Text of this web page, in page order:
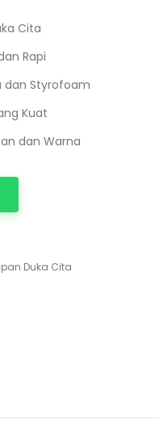
Cita
Rapi
dan Styrofoam
Kuat
dan Warna
Duka Cita